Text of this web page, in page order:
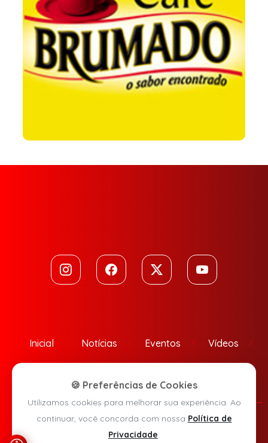
Inicial Notícias Eventos Vídeos
Política de Privacidade
🍪 Preferências de Cookies
Utilizamos cookies para melhorar sua experiência. Ao
continuar, você concorda com nossa Política de
Privacidade.